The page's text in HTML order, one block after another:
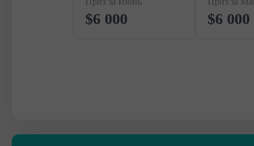
$6 000 $6 000